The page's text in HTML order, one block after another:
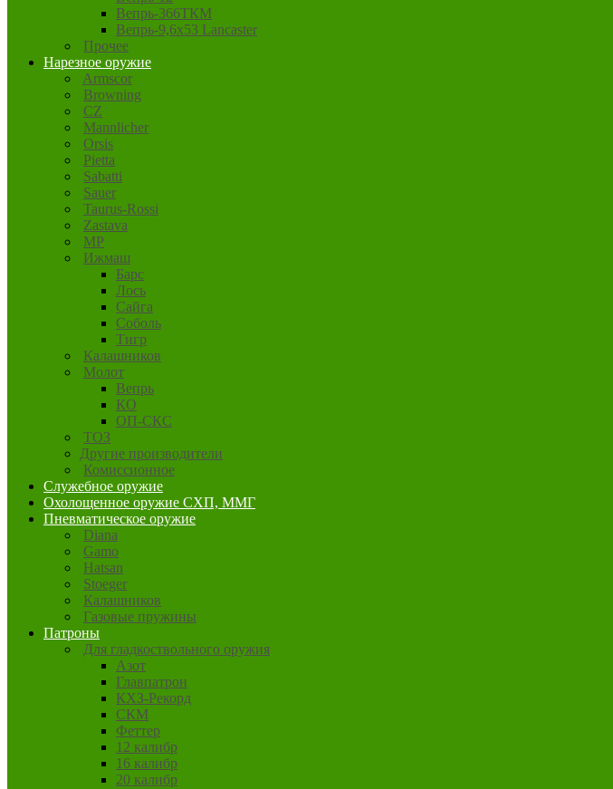
Вепрь-366ТКМ
Вепрь-9,6х53 Lancaster
Прочее
Нарезное оружие
Armscor
Browning
CZ
Mannlicher
Orsis
Pietta
Sabatti
Sauer
Taurus-Rossi
Zastava
MP
Ижмаш
Барс
Лось
Сайга
Соболь
Тигр
Калашников
Молот
Вепрь
КО
ОП-СКС
ТОЗ
Другие производители
Комиссионное
Служебное оружие
Охолощенное оружие СХП, ММГ
Пневматическое оружие
Diana
Gamo
Hatsan
Stoeger
Калашников
Газовые пружины
Патроны
Для гладкоствольного оружия
Азот
Главпатрон
КХЗ-Рекорд
СКМ
Феттер
12 калибр
16 калибр
20 калибр